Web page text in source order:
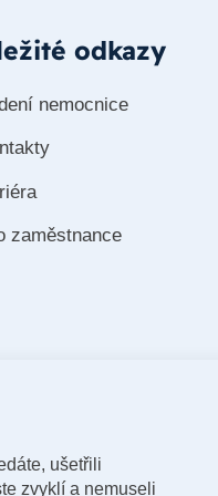
odkazy
nemocnice
zaměstnance
ušetřili
zvyklí a nemuseli